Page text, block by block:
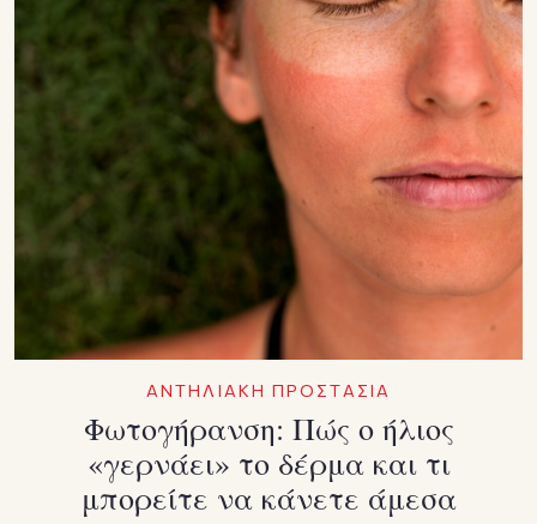
ΑΝΤΗΛΙΑΚΗ ΠΡΟΣΤΑΣΙΑ
Φωτογήρανση: Πώς ο ήλιος
«γερνάει» το δέρμα και τι
μπορείτε να κάνετε άμεσα